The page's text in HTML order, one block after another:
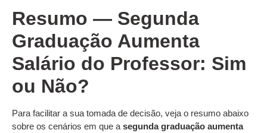
Resumo — Segunda
Graduação Aumenta
Salário do Professor: Sim
ou Não?
Para facilitar a sua tomada de decisão, veja o resumo abaixo
sobre os cenários em que a segunda graduação aumenta